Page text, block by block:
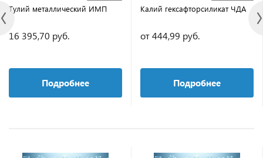
Тулий металлический ИМП
16 395,70 руб.
Подробнее
Калий гексафторсиликат ЧДА
от 444,99 руб.
Подробнее